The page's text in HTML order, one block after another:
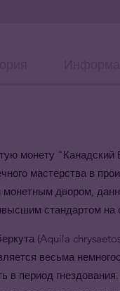
монету "Канадский
мастерства в
двором,
стандартом на
(Aquila
весьма
период